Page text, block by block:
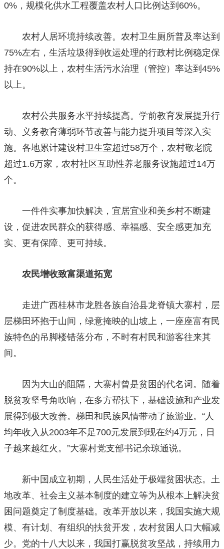
0%，规模化供水工程覆盖农村人口比例达到60%。
农村人居环境持续改善。农村卫生厕所普及率达到
75%左右，生活垃圾得到收运处理的行政村比例稳定保
持在90%以上，农村生活污水治理（管控）率达到45%
以上。
农村公共服务水平持续提高。学前教育发展提升行
动、义务教育薄弱环节改善与能力提升项目等深入实
施。各地累计建设村卫生室超过58万个，农村敬老院
超过1.6万家，农村社区互助性养老服务设施超过14万
个。
一件件实事加快解决，宜居宜业和美乡村不断建
设，促进农民群众的获得感、幸福感、安全感更加充
实、更有保障、更可持续。
农民增收致富渠道拓宽
走进广西桂林市龙胜各族自治县龙脊镇大寨村，层
层梯田环抱于山间，绿意掩映的山坡上，一座座富有民
族特色的吊脚楼错落分布，不时有村民和游客往来其
间。
因为大山的阻隔，大寨村曾是贫困的代名词。随着
脱贫攻坚号角吹响，在多方帮扶下，基础设施和产业发
展得到极大改善。梯田和民族风情带动了旅游业。“人
均年收入从2003年不足700元发展到现在约4万元，日
子越来越红火。”大寨村党支部书记余琼通说。
新中国成立初期，人民生活处于极端贫困状态。土
地改革、社会主义基本制度的建立等为从根本上解决贫
困问题奠定了制度基础。改革开放以来，我国实施大规
模、有计划、有组织的扶贫开发，农村贫困人口大幅减
少。党的十八大以来，我国打赢脱贫攻坚战，持续用力